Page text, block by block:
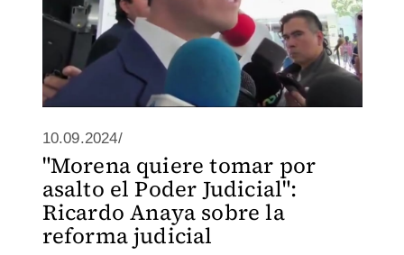
10.09.2024/
"Morena quiere tomar por
asalto el Poder Judicial":
Ricardo Anaya sobre la
reforma judicial